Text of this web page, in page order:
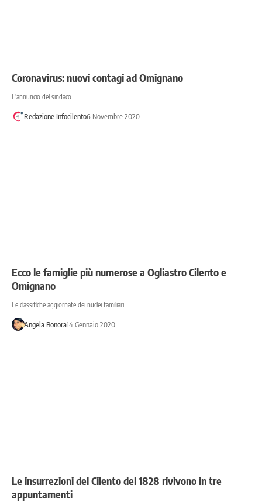
Coronavirus: nuovi contagi ad Omignano
L'annuncio del sindaco
Redazione Infocilento6 Novembre 2020
Ecco le famiglie più numerose a Ogliastro Cilento e
Omignano
Le classifiche aggiornate dei nuclei familiari
Angela Bonora14 Gennaio 2020
Le insurrezioni del Cilento del 1828 rivivono in tre
appuntamenti